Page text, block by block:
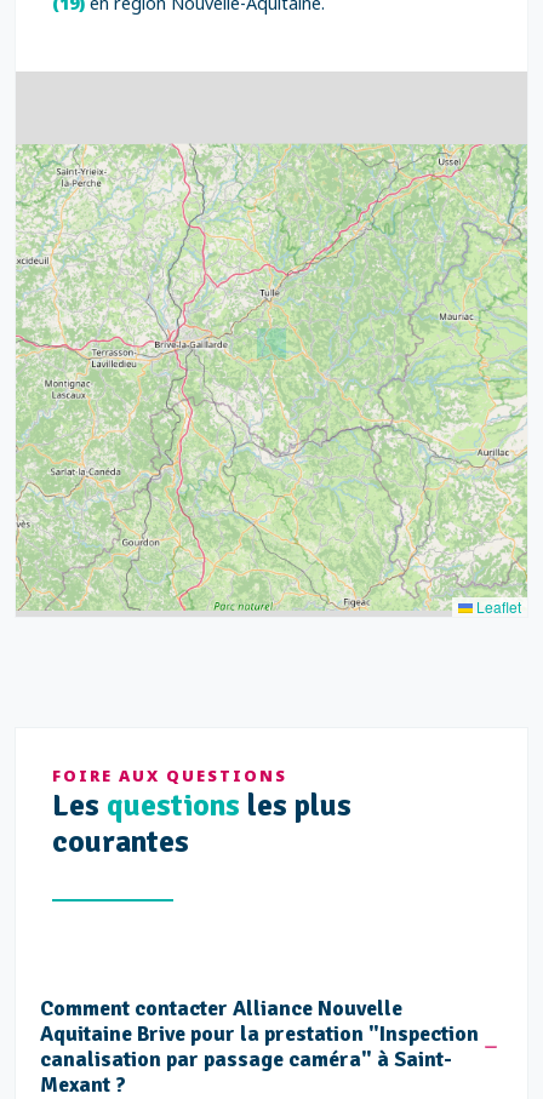
4
15
21
14
32
39
52 68
43
Leaflet
FOIRE AUX QUESTIONS
Les questions les plus
courantes
Comment contacter Alliance Nouvelle
Aquitaine Brive pour la prestation "Inspection
canalisation par passage caméra" à Saint-
Mexant ?